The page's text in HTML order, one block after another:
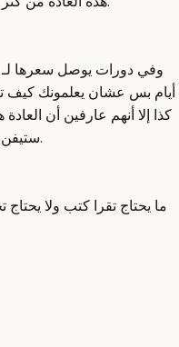
أيام بس عشان يعلمونك كيف
كذا إلا أنهم عارفين أن
ستيفن كوفي أول عادة يشرحها في هذا الكتاب.
ما يحتاج تقرا كتب ولا